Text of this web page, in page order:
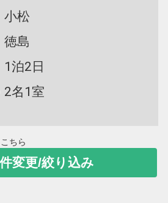
小松
徳島
1泊2日
2名1室
ちら
変更/絞り込み